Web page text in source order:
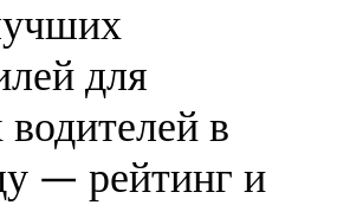
для
в
— рейтинг и